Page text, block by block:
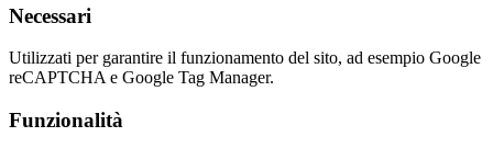
Necessari
Utilizzati per garantire il funzionamento del sito, ad esempio Google
reCAPTCHA e Google Tag Manager.
Funzionalità